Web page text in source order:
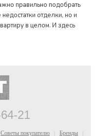
правильно подобрать
отделки, но и
в целом. И здесь
21
Советы покупателю Бренды